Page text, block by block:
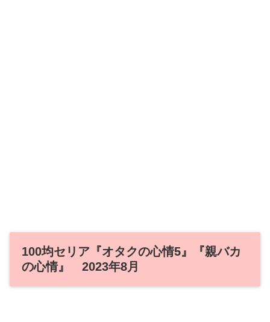
100均セリア『オタクの心情5』『親バカ
の心情』 2023年8月